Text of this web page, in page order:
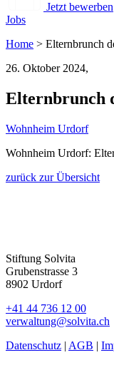
Jetzt bewerben
Jobs
Home > Elternbrunch
26. Oktober 2024,
Elternbrunch
Wohnheim Urdorf
Wohnheim Urdorf:
zurück zur Übersicht
Stiftung Solvita
Grubenstrasse 3
8902 Urdorf
+41 44 736 12 00
verwaltung@solvita.ch
Datenschutz | AGB |